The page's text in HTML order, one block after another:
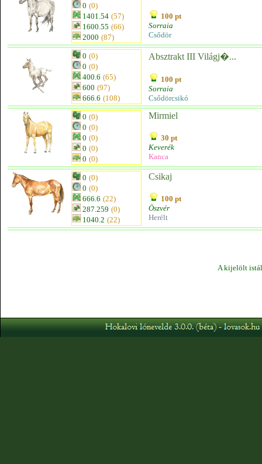
0 (0)
1401.54 (57)
1600.55 (66)
2000 (87)
100 pt
Sorraia
Csődör
0 (0)
0 (0)
400.6 (65)
600 (97)
666.6 (108)
Absztrakt III Világj�...
100 pt
Sorraia
Csődörcsikó
0 (0)
0 (0)
0 (0)
0 (0)
0 (0)
Mirmiel
30 pt
Keverék
Kanca
0 (0)
0 (0)
666.6 (22)
287.259 (0)
1040.2 (22)
Csikaj
100 pt
Öszvér
Herélt
A kijelölt